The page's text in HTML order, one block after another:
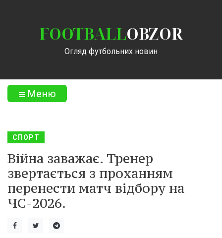
FOOTBALLOBZOR
Огляд футбольних новин
Меню
СПОРТ
Війна заважає. Тренер
звертається з проханням
перенести матч відбору на
ЧС-2026.